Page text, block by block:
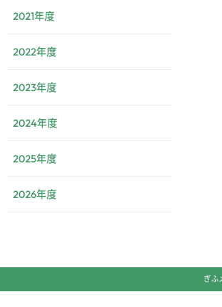
2021年度
2022年度
2023年度
2024年度
2025年度
2026年度
ぎふ